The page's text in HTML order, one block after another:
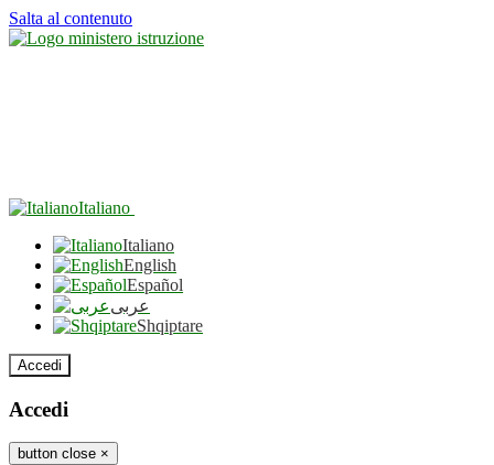
Salta al contenuto
Italiano
Italiano
English
Español
عربى
Shqiptare
Accedi
Accedi
button close ×